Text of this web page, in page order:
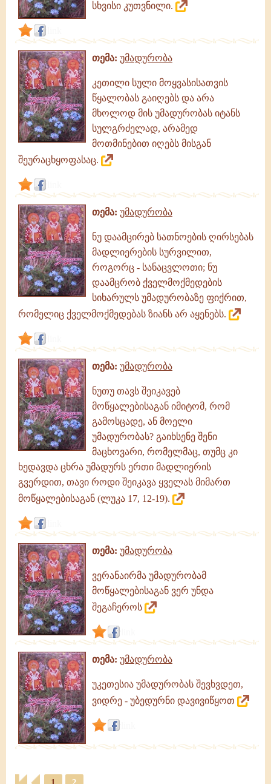
სხვისი კუთვნილი.
თემა: უმადურობა
კეთილი სული მოყვასისათვის
წყალობას გაიღებს და არა
მხოლოდ მის უმადურობას იტანს
სულგრძელად, არამედ
მოთმინებით იღებს მისგან
შეურაცხყოფასაც.
თემა: უმადურობა
ნუ დაამცირებ სათნოების ღირსებას
მადლიერების სურვილით,
როგორც - სანაცვლოთი; ნუ
დაამცრობ ქველმოქმედების
სიხარულს უმადურობაზე ფიქრით,
რომელიც ქველმოქმედებას ზიანს არ აყენებს.
თემა: უმადურობა
ნუთუ თავს შეიკავებ
მოწყალებისაგან იმიტომ, რომ
გამოსცადე, ან მოელი
უმადურობას? გაიხსენე შენი
მაცხოვარი, რომელმაც, თუმც კი
ხედავდა ცხრა უმადურს ერთი მადლიერის
გვერდით, თავი როდი შეიკავა ყველას მიმართ
მოწყალებისაგან (ლუკა 17, 12-19).
თემა: უმადურობა
ვერანაირმა უმადურობამ
მოწყალებისაგან ვერ უნდა
შეგაჩეროს
თემა: უმადურობა
უკეთესია უმადურობას შევხვდეთ,
ვიდრე - უბედურნი დავივიწყოთ